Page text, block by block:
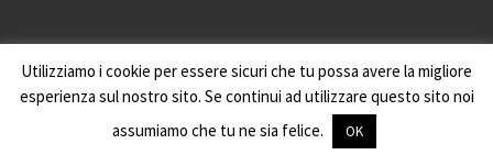
Forum delle Associazioni familiari della provincia di Cuneo
via A. Rossi, 28 - 12100 Cuneo - CF: 96076270048
Icobascowith WordPress.
Theme: Awaken by
Utilizziamo i cookie per essere sicuri che tu possa avere la migliore
esperienza sul nostro sito. Se continui ad utilizzare questo sito noi
assumiamo che tu ne sia felice.
OK